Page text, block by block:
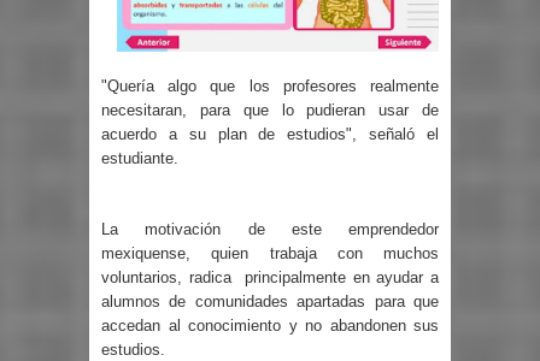
"Quería algo que los profesores realmente
necesitaran, para que lo pudieran usar de
acuerdo a su plan de estudios", señaló el
estudiante.
La motivación de este emprendedor
mexiquense, quien trabaja con muchos
voluntarios, radica principalmente en ayudar a
alumnos de comunidades apartadas para que
accedan al conocimiento y no abandonen sus
estudios.